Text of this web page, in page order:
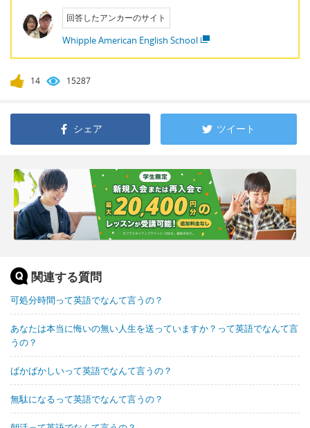
回答したアンカーのサイト
Whipple American English School
14 15287
シェア ツイート
関連する質問
可処分時間って英語でなんて言うの？
あなたは本当に悔いの無い人生を送っていますか？って英語でなんて言
うの？
ばかばかしいって英語でなんて言うの？
無駄になるって英語でなんて言うの？